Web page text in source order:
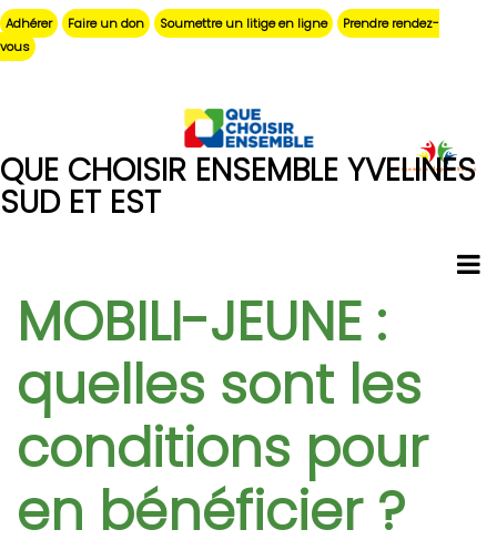
Aller
au
contenu
Adhérer Faire un don Soumettre un litige en ligne
Prendre rendez-
vous
QUE CHOISIR ENSEMBLE YVELINES
SUD ET EST
MOBILI-JEUNE :
quelles sont les
conditions pour
en bénéficier ?